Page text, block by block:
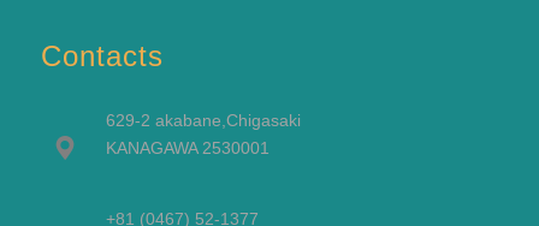
Contacts
629-2 akabane,Chigasaki
KANAGAWA 2530001
+81 (0467) 52-1377